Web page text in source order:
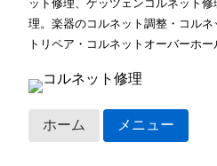
ット修理、ゲッツェンコルネット
理。楽器のコルネット調整・コル
トリペア・コルネットオーバーホー
ホーム メニュー